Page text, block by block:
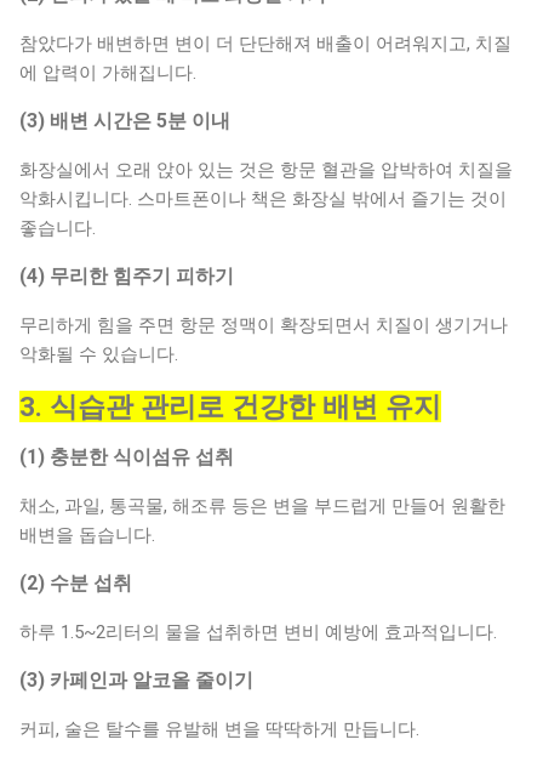
참았다가 배변하면 변이 더 단단해져 배출이 어려워지고, 치질
에 압력이 가해집니다.
(3) 배변 시간은 5분 이내
화장실에서 오래 앉아 있는 것은 항문 혈관을 압박하여 치질을
악화시킵니다. 스마트폰이나 책은 화장실 밖에서 즐기는 것이
좋습니다.
(4) 무리한 힘주기 피하기
무리하게 힘을 주면 항문 정맥이 확장되면서 치질이 생기거나
악화될 수 있습니다.
3. 식습관 관리로 건강한 배변 유지
(1) 충분한 식이섬유 섭취
채소, 과일, 통곡물, 해조류 등은 변을 부드럽게 만들어 원활한
배변을 돕습니다.
(2) 수분 섭취
하루 1.5~2리터의 물을 섭취하면 변비 예방에 효과적입니다.
(3) 카페인과 알코올 줄이기
커피, 술은 탈수를 유발해 변을 딱딱하게 만듭니다.